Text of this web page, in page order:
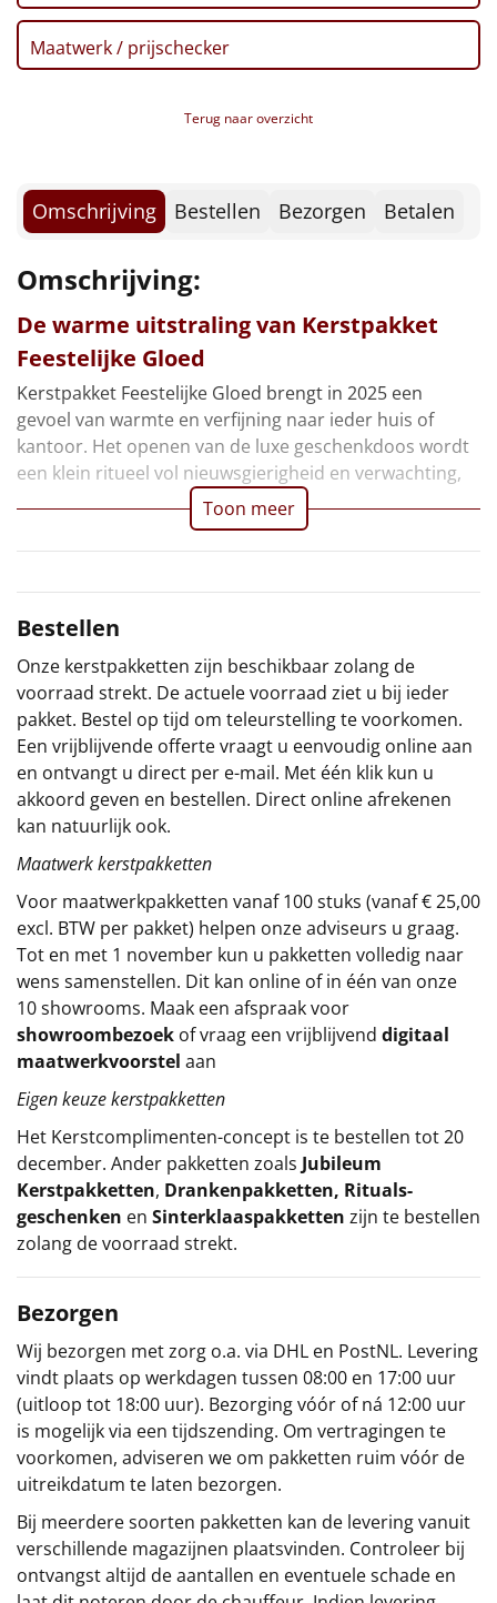
Tas
Wake up light
NIEUW
Slowcooker POPULAIR
Noodradio NIEUW
Deken (fleece plaid)
Alle artikelen
Overige
Ideeën
Doe het zelf
Particulier
Kerstgeschenken 2026
Relatiegeschenken
Cadeaubon
Per stuk
Alle overige
Maatwerk / prijschecker
Terug naar overzicht
Omschrijving Bestellen Bezorgen Betalen
Omschrijving:
De warme uitstraling van Kerstpakket
Feestelijke Gloed
Kerstpakket Feestelijke Gloed brengt in 2025 een
gevoel van warmte en verfijning naar ieder huis of
kantoor. Het openen van de luxe geschenkdoos wordt
een klein ritueel vol nieuwsgierigheid en verwachting,
Toon meer
Bestellen
Onze kerstpakketten zijn beschikbaar zolang de
voorraad strekt. De actuele voorraad ziet u bij ieder
pakket. Bestel op tijd om teleurstelling te voorkomen.
Een vrijblijvende offerte vraagt u eenvoudig online aan
en ontvangt u direct per e-mail. Met één klik kun u
akkoord geven en bestellen. Direct online afrekenen
kan natuurlijk ook.
Maatwerk kerstpakketten
Voor maatwerkpakketten vanaf 100 stuks (vanaf € 25,00
excl. BTW per pakket) helpen onze adviseurs u graag.
Tot en met 1 november kun u pakketten volledig naar
wens samenstellen. Dit kan online of in één van onze
10 showrooms. Maak een afspraak voor
showroombezoek of vraag een vrijblijvend digitaal
maatwerkvoorstel aan
Eigen keuze kerstpakketten
Het Kerstcomplimenten-concept is te bestellen tot 20
december. Ander pakketten zoals Jubileum
Kerstpakketten, Drankenpakketten, Rituals-
geschenken en Sinterklaaspakketten zijn te bestellen
zolang de voorraad strekt.
Bezorgen
Wij bezorgen met zorg o.a. via DHL en PostNL. Levering
vindt plaats op werkdagen tussen 08:00 en 17:00 uur
(uitloop tot 18:00 uur). Bezorging vóór of ná 12:00 uur
is mogelijk via een tijdszending. Om vertragingen te
voorkomen, adviseren we om pakketten ruim vóór de
uitreikdatum te laten bezorgen.
Bij meerdere soorten pakketten kan de levering vanuit
verschillende magazijnen plaatsvinden. Controleer bij
ontvangst altijd de aantallen en eventuele schade en